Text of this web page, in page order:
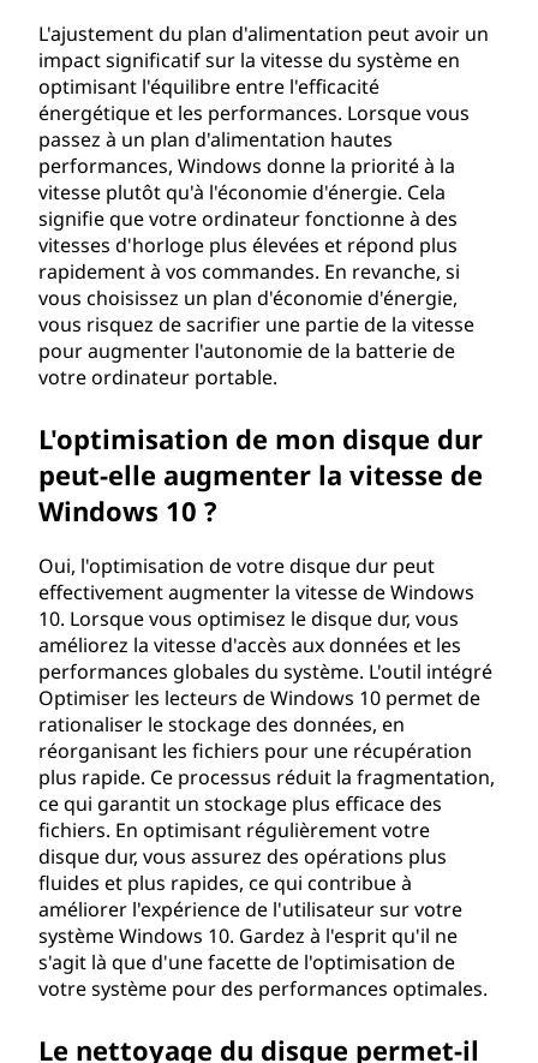
L'ajustement du plan d'alimentation peut avoir un
impact significatif sur la vitesse du système en
optimisant l'équilibre entre l'efficacité
énergétique et les performances. Lorsque vous
passez à un plan d'alimentation hautes
performances, Windows donne la priorité à la
vitesse plutôt qu'à l'économie d'énergie. Cela
signifie que votre ordinateur fonctionne à des
vitesses d'horloge plus élevées et répond plus
rapidement à vos commandes. En revanche, si
vous choisissez un plan d'économie d'énergie,
vous risquez de sacrifier une partie de la vitesse
pour augmenter l'autonomie de la batterie de
votre ordinateur portable.
L'optimisation de mon disque dur
peut-elle augmenter la vitesse de
Windows 10 ?
Oui, l'optimisation de votre disque dur peut
effectivement augmenter la vitesse de Windows
10. Lorsque vous optimisez le disque dur, vous
améliorez la vitesse d'accès aux données et les
performances globales du système. L'outil intégré
Optimiser les lecteurs de Windows 10 permet de
rationaliser le stockage des données, en
réorganisant les fichiers pour une récupération
plus rapide. Ce processus réduit la fragmentation,
ce qui garantit un stockage plus efficace des
fichiers. En optimisant régulièrement votre
disque dur, vous assurez des opérations plus
fluides et plus rapides, ce qui contribue à
améliorer l'expérience de l'utilisateur sur votre
système Windows 10. Gardez à l'esprit qu'il ne
s'agit là que d'une facette de l'optimisation de
votre système pour des performances optimales.
Le nettoyage du disque permet-il